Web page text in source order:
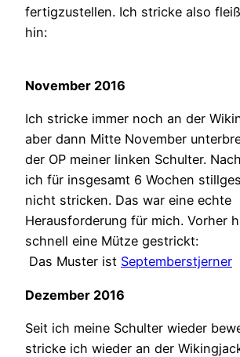
fertigzustellen. Ich stricke also
hin:
November 2016
Ich stricke immer noch an der
aber dann Mitte November
der OP meiner linken Schulter.
ich für insgesamt 6 Wochen
nicht stricken. Das war eine echte
Herausforderung für mich. Vorher
schnell eine Mütze gestrickt:
Das Muster ist Septemberstjerner
Dezember 2016
Seit ich meine Schulter wieder
stricke ich wieder an der